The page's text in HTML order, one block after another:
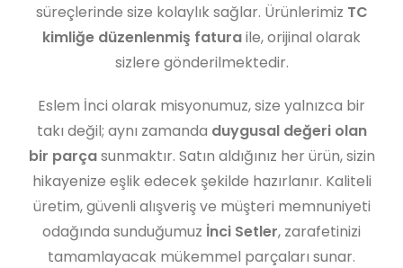
süreçlerinde size kolaylık sağlar. Ürünlerimiz TC
kimliğe düzenlenmiş faturaile, orijinal olarak
sizlere gönderilmektedir.
Eslem İnci olarak misyonumuz, size yalnızca bir
takı değil; aynı zamanda duygusal değeri olan
bir parçasunmaktır. Satın aldığınız her ürün, sizin
hikayenize eşlik edecek şekilde hazırlanır. Kaliteli
üretim, güvenli alışveriş ve müşteri memnuniyeti
odağında sunduğumuz İnci Setler, zarafetinizi
tamamlayacak mükemmel parçaları sunar.